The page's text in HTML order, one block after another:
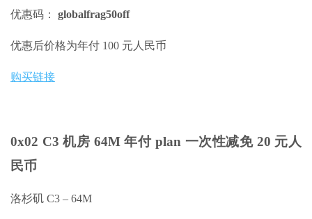
优惠码： globalfrag50off
优惠后价格为年付 100 元人民币
购买链接
0x02 C3 机房 64M 年付 plan 一次性减免 20 元人
民币
洛杉矶 C3 – 64M